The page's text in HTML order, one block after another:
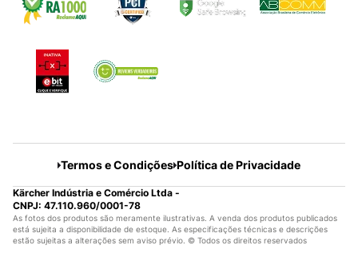
Termos e Condições Política de Privacidade
Kärcher Indústria e Comércio Ltda -
CNPJ: 47.110.960/0001-78
As fotos dos produtos são meramente ilustrativas. A venda dos produtos publicados
está sujeita a disponibilidade de estoque. As especificações técnicas e descrições
estão sujeitas a alterações sem aviso prévio. © Todos os direitos reservados